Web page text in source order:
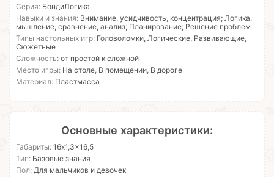
Серия: БондиЛогика
Навыки и знания: Внимание, усидчивость, концентрация; Логика,
мышление, сравнение, анализ; Планирование; Решение проблем
Типы настольных игр: Головоломки, Логические, Развивающие,
Сюжетные
Сложность: от простой к сложной
Место игры: На столе, В помещении, В дороге
Материал: Пластмасса
Основные характеристики:
Габариты: 16x1,3x16,5
Тип: Базовые знания
Пол: Для мальчиков и девочек